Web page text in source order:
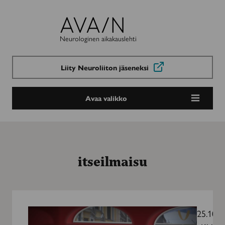
Avain-
lehti
Neurologinen aikakauslehti
Liity Neuroliiton jäseneksi
Avaa valikko
itseilmaisu